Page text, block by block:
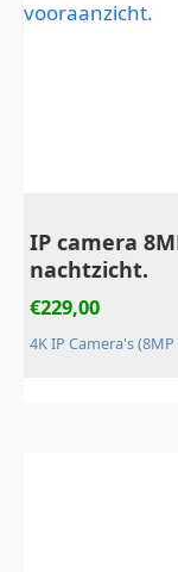
IP camera
nachtzicht.
€229,00
4K IP Camera's